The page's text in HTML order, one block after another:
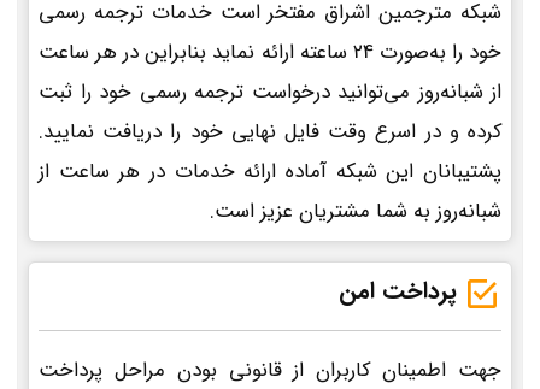
شبکه مترجمین اشراق مفتخر است خدمات ترجمه رسمی
خود را به‌صورت 24 ساعته ارائه نماید بنابراین در هر ساعت
از شبانه‌روز می‌توانید درخواست ترجمه رسمی خود را ثبت
کرده و در اسرع وقت فایل نهایی خود را دریافت نمایید.
پشتیبانان این شبکه آماده ارائه خدمات در هر ساعت از
شبانه‌روز به شما مشتریان عزیز است.
پرداخت امن
جهت اطمینان کاربران از قانونی بودن مراحل پرداخت